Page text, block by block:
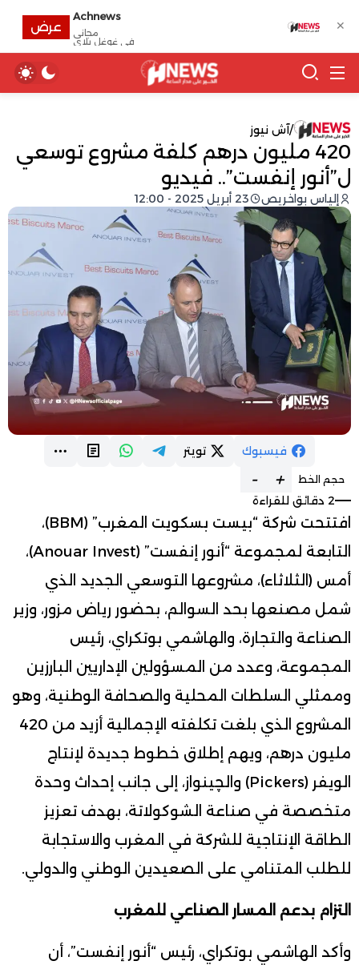
/آش نيوز
420 مليون درهم كلفة مشروع توسعي
ل”أنور إنفست”.. فيديو
إلياس بواخريص 23 أبريل 2025 - 12:00
فيسبوك تويتر
حجم الخط +
-
2 دقائق للقراءة
افتتحت شركة “بيست بسكويت المغرب” (BBM)،
التابعة لمجموعة “أنور إنفست” (Anouar Invest)،
أمس (الثلاثاء)، مشروعها التوسعي الجديد الذي
شمل مصنعها بحد السوالم، بحضور رياض مزور، وزير
الصناعة والتجارة، والهاشمي بوتكراي، رئيس
المجموعة، وعدد من المسؤولين الإداريين البارزين
وممثلي السلطات المحلية والصحافة الوطنية، وهو
المشروع الذي بلغت تكلفته الإجمالية أزيد من 420
مليون درهم، ويهم إطلاق خطوط جديدة لإنتاج
الويفر (Pickers) والچينواز، إلى جانب إحداث وحدة
متخصصة في صناعة الشوكولاتة، بهدف تعزيز
الطاقة الإنتاجية للشركة في المغرب والاستجابة
للطلب المتنامي على الصعيدين الوطني والدولي.
التزام بدعم المسار الصناعي للمغرب
وأكد الهاشمي بوتكراي، رئيس “أنور إنفست”، أن
✕
Achnews
مجانى
في غوغل بلاي
عرض